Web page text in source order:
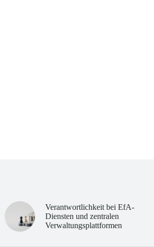
Verantwortlichkeit bei EfA-
Diensten und zentralen
Verwaltungsplattformen